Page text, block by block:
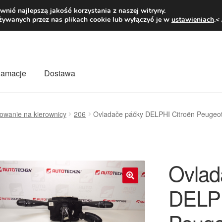
zł Pn.-pt.
Dostawa
na kierownicy 206 Ovladače páčky DELPHI Citroën
najlepszą jakość korzystania z naszej witryny.
przez nas plikach cookie lub wyłączyć je w ustawieniach.<